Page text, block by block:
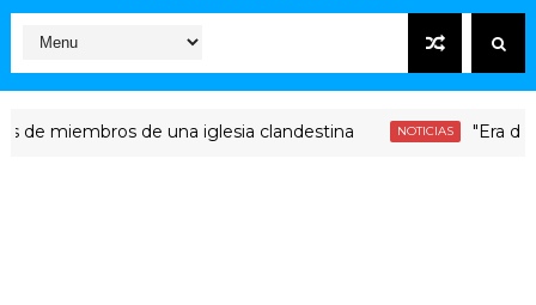
de una iglesia clandestina NOTICIAS "Era dinero